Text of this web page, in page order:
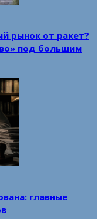
рынок от ракет?
под большим
главные